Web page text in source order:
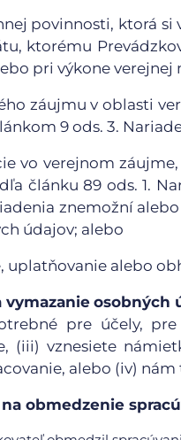
povinnosti, ktorá
ktorému
pri výkone verejnej
záujmu v oblasti
9 ods. 3.
vo verejnom
článku 89 ods. 1.
znemožní
údajov; alebo
uplatňovanie alebo
vymazanie osobných
pre účely,
(iii) vznesiete
alebo (iv)
obmedzenie